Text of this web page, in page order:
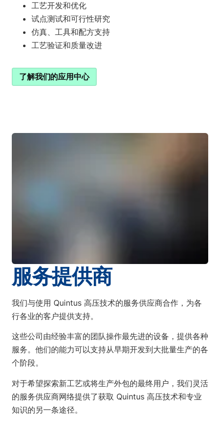
工艺开发和优化
试点测试和可行性研究
仿真、工具和配方支持
工艺验证和质量改进
了解我们的应用中心
服务提供商
我们与使用 Quintus 高压技术的服务供应商合作，为各
行各业的客户提供支持。
这些公司由经验丰富的团队操作最先进的设备，提供各种
服务。他们的能力可以支持从早期开发到大批量生产的各
个阶段。
对于希望探索新工艺或将生产外包的最终用户，我们灵活
的服务供应商网络提供了获取 Quintus 高压技术和专业
知识的另一条途径。